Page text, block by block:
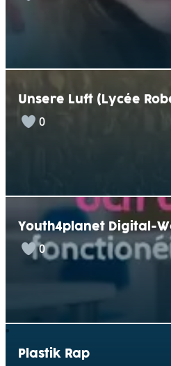
Unsere Luft (Lycée
0
Youth4planet Digital-
0
Plastik Rap